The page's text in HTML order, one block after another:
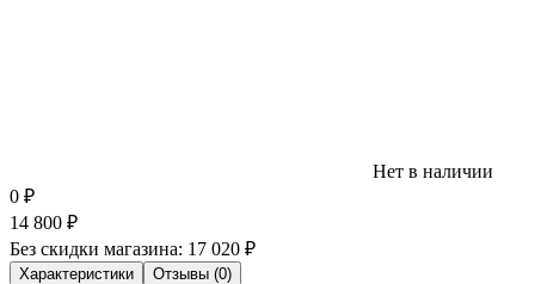
Нет в наличии
0 ₽
14 800 ₽
Без скидки магазина: 17 020 ₽
Характеристики Отзывы (0)